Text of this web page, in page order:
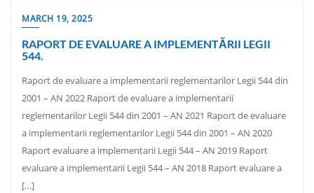
MARCH 19, 2025
RAPORT DE EVALUARE A IMPLEMENTĂRII LEGII
544.
Raport de evaluare a implementarii reglementarilor Legii 544 din
2001 – AN 2022 Raport de evaluare a implementarii
reglementarilor Legii 544 din 2001 – AN 2021 Raport de evaluare
a implementarii reglementarilor Legii 544 din 2001 – AN 2020
Raport evaluare a implementarii Legii 544 – AN 2019 Raport
evaluare a implementarii Legii 544 – AN 2018 Raport evaluare a
[…]